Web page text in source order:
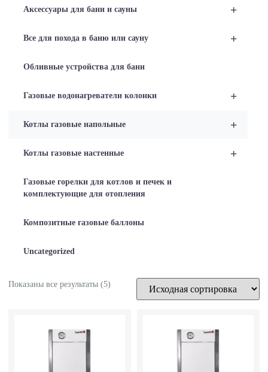
+
Аксессуары для бани и сауны
+
Все для похода в баню или сауну
Обливные устройства для бани
+
Газовые водонагреватели колонки
+
Котлы газовые напольные
+
Котлы газовые настенные
Газовые горелки для котлов и печек и
комплектующие для отопления
Композитные газовые баллоны
Uncategorized
Показаны все результаты (5)